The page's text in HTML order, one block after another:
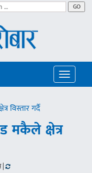
GO
Toggle
विस्तार गर्दै
मकैले क्षेत्र
|